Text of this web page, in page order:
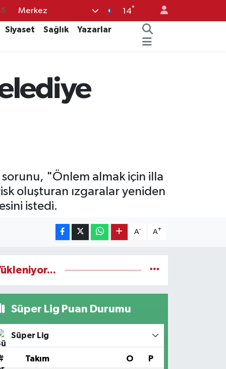
Merkez 14°
Siyaset Sağlık Yazarlar
sorunu, "Önlem almak için illa
oluşturan ızgaralar yeniden
istedi.
A- A+
Süper Lig Puan Durumu
Süper Lig
Takım O P